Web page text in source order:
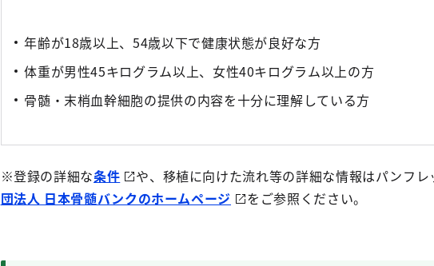
年齢が18歳以上、54歳以下で健康状態が良好な方
体重が男性45キログラム以上、女性40キログラム以上の方
骨髄・末梢血幹細胞の提供の内容を十分に理解している方
※登録の詳細な条件 や、移植に向けた流れ等の詳細な情報はパンフレ
団法人 日本骨髄バンクのホームページ
をご参照ください。